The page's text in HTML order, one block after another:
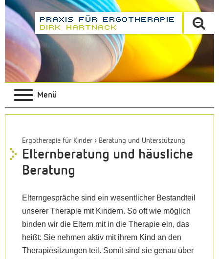
Menü
Ergotherapie für Kinder › Beratung und Unterstützung
Elternberatung und häusliche
Beratung
Elterngespräche sind ein wesentlicher Bestandteil
unserer Therapie mit Kindern. So oft wie möglich
binden wir die Eltern mit in die Therapie ein, das
heißt: Sie nehmen aktiv mit ihrem Kind an den
Therapiesitzungen teil. Somit sind sie genau über